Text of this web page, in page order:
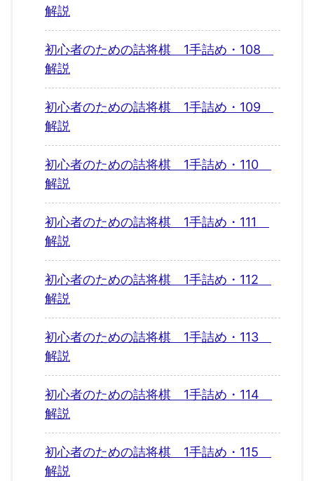
解説
初心者のための詰将棋 1手詰め・108
解説
初心者のための詰将棋 1手詰め・109
解説
初心者のための詰将棋 1手詰め・110
解説
初心者のための詰将棋 1手詰め・111
解説
初心者のための詰将棋 1手詰め・112
解説
初心者のための詰将棋 1手詰め・113
解説
初心者のための詰将棋 1手詰め・114
解説
初心者のための詰将棋 1手詰め・115
解説